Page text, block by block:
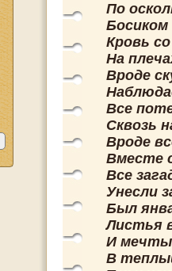
По
Босиком
Кровь
На
Вроде
Все
Сквозь
Вроде
Вместе
Все
Унесли
Был
Листья
И мечты
В